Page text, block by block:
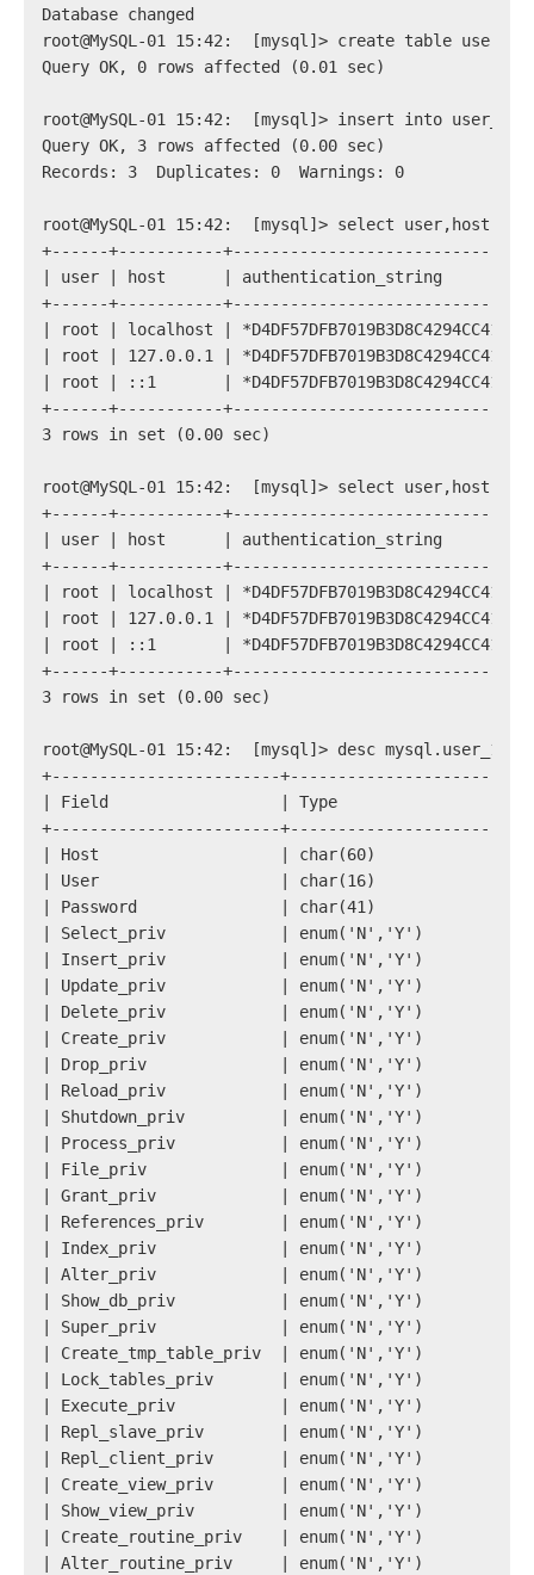
Database changed
root@MySQL-01 15:42:  [mysql]> create table
Query OK, 0 rows affected (0.01 sec)
root@MySQL-01 15:42:  [mysql]> insert into user_1
Query OK, 3 rows affected (0.00 sec)
Records: 3  Duplicates: 0  Warnings: 0
root@MySQL-01 15:42:  [mysql]> select
+------+-----------
| user | host      | authentication_string
+------+-----------
| root | localhost |
| root | 127.0.0.1 |
| root | ::1       |
+------+-----------
3 rows in set (0.00 sec)
root@MySQL-01 15:42:  [mysql]> select
+------+-----------
| user | host      | authentication_string
+------+-----------
| root | localhost |
| root | 127.0.0.1 |
| root | ::1       |
+------+-----------
3 rows in set (0.00 sec)
root@MySQL-01 15:42:  [mysql]> desc mysql.user_1;
+------------------------
| Field                  | Type
+------------------------
| Host                   | char(60)
| User                   | char(16)
| Password               | char(41)
| Select_priv            | enum('N','Y')
| Insert_priv            | enum('N','Y')
| Update_priv            | enum('N','Y')
| Delete_priv            | enum('N','Y')
| Create_priv            | enum('N','Y')
| Drop_priv              | enum('N','Y')
| Reload_priv            | enum('N','Y')
| Shutdown_priv          | enum('N','Y')
| Process_priv           | enum('N','Y')
| File_priv              | enum('N','Y')
| Grant_priv             | enum('N','Y')
| References_priv        | enum('N','Y')
| Index_priv             | enum('N','Y')
| Alter_priv             | enum('N','Y')
| Show_db_priv           | enum('N','Y')
| Super_priv             | enum('N','Y')
| Create_tmp_table_priv  | enum('N','Y')
| Lock_tables_priv       | enum('N','Y')
| Execute_priv           | enum('N','Y')
| Repl_slave_priv        | enum('N','Y')
| Repl_client_priv       | enum('N','Y')
| Create_view_priv       | enum('N','Y')
| Show_view_priv         | enum('N','Y')
| Create_routine_priv    | enum('N','Y')
| Alter_routine_priv     | enum('N','Y')